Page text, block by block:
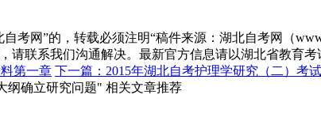
考网”的，转载必须注明“稿件来源：湖北自考网（
请联系我们沟通解决。最新官方信息请以湖北省教育考
第一章 下一篇：2015年湖北自考护理学研究（二）考
纲确立研究问题" 相关文章推荐